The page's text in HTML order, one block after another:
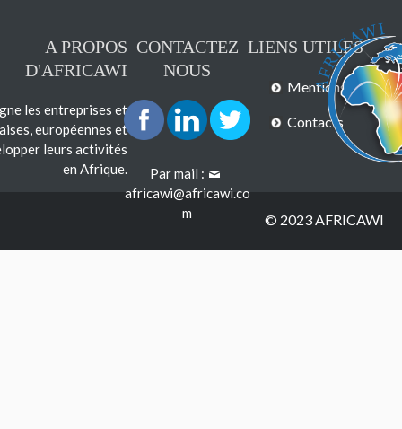
A PROPOS
D'AFRICAWI
les entreprises et
européennes et
leurs activités
en Afrique.
CONTACTEZ
NOUS
Par mail :
africawi@africawi.co
m
LIENS UTILES
Mentions légales
Contacts
© 2023 AFRICAWI